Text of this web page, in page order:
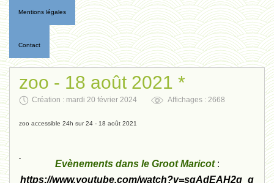
Mentions légales
Contact
zoo - 18 août 2021 *
Création : mardi 20 février 2024 Affichages : 2668
zoo accessible 24h sur 24 - 18 août 2021
Evènements dans le Groot Maricot:
https://www.youtube.com/watch?v=sqAdEAH2q_g